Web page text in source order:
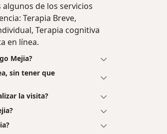
de los servicios
Terapia Breve,
Terapia cognitiva
en línea.
Mejia?
sin tener que
la visita?